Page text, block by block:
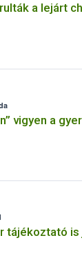
a lejárt
vigyen a
tájékoztató is